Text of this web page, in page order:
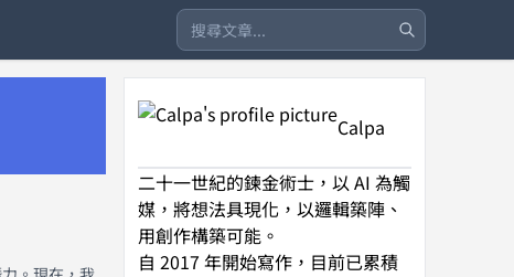
Calpa
二十一世紀的鍊金術士，以 AI 為觸
媒，將想法具現化，以邏輯築陣、
用創作構築可能。
自 2017 年開始寫作，目前已累積